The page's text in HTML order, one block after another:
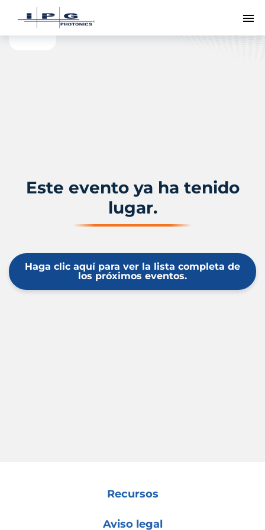
Este evento ya ha tenido
lugar.
Haga clic aquí para ver la lista completa de
los próximos eventos.
Recursos
Aviso legal